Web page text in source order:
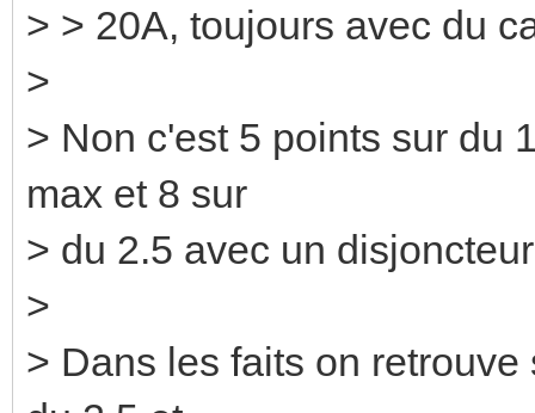
> > 20A, toujours avec du
>
> Non c'est 5 points sur du
max et 8 sur
> du 2.5 avec un
>
> Dans les faits on